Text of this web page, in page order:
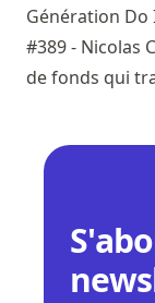
Génération Do
#389 - Nicolas
de fonds qui